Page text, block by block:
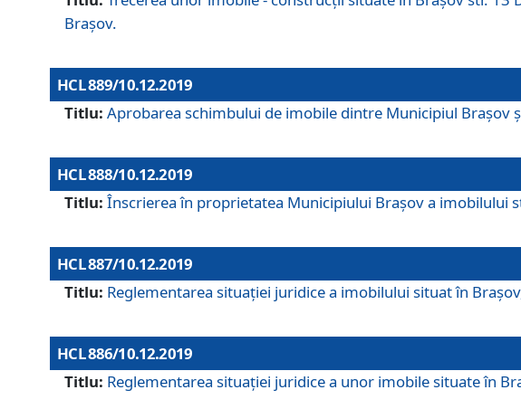
Brașov.
HCL 889/10.12.2019
Titlu: Aprobarea schimbului de imobile dintre Municipiul Brașov
HCL 888/10.12.2019
Titlu: Înscrierea în proprietatea Municipiului Braşov a imobilului
HCL 887/10.12.2019
Titlu: Reglementarea situației juridice a imobilului situat în
HCL 886/10.12.2019
Titlu: Reglementarea situaţiei juridice a unor imobile situate în